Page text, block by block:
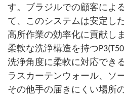
す。ブラジルでの顧客によ
て、このシステムは安定し
高所作業の効率化に貢献し
柔軟な洗浄構造を持つ
洗浄角度に柔軟に対応でき
ラスカーテンウォール、ソ
その他手の届きにくい場所